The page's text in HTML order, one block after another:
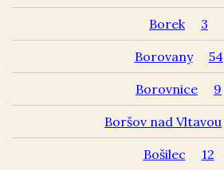
Borek 3
Borovany 54
Borovnice 9
Boršov nad Vltavou
Bošilec 12